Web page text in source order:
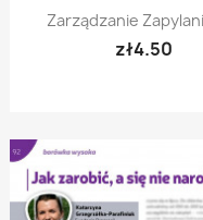
Quick view
Zarządzanie
zł4.50